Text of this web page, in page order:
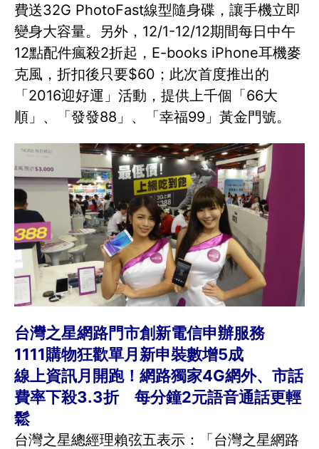
費送32G PhotoFast線型隨身碟，讓手機立即
變身大容量。另外，12/1-12/12期間每日中午
12點配件瘋殺2折起，E-books iPhone耳機麥
克風，折扣後只要$60；此次首度推出的
「2016迎好運」活動，提供上千個「66大
順」、「發發88」、「幸福99」黃金門號。
台灣之星網路門市創新電信申辦服務
1111購物狂歡單月新申裝數增5成
線上資訊月開跑！網路獨家4G網外、市話
費率下殺3.3折 每分鐘2元語音通話更輕
鬆
台灣之星總經理賴弦五表示：「台灣之星網路